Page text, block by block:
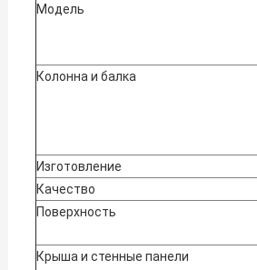
Модель
Колонна и балка
Изготовление
Качество
Поверхность
Крыша и стенные панели